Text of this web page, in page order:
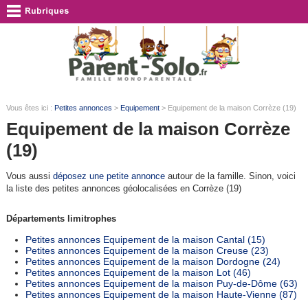
Vous êtes ici : Petites annonces > Equipement> Equipement de la maison Corrèze (19)
Equipement de la maison Corrèze
(19)
Vous aussi déposez une petite annonceautour de la famille. Sinon, voici
la liste des petites annonces géolocalisées en Corrèze (19)
Départements limitrophes
Petites annonces Equipement de la maison Cantal (15)
Petites annonces Equipement de la maison Creuse (23)
Petites annonces Equipement de la maison Dordogne (24)
Petites annonces Equipement de la maison Lot (46)
Petites annonces Equipement de la maison Puy-de-Dôme (63)
Petites annonces Equipement de la maison Haute-Vienne (87)